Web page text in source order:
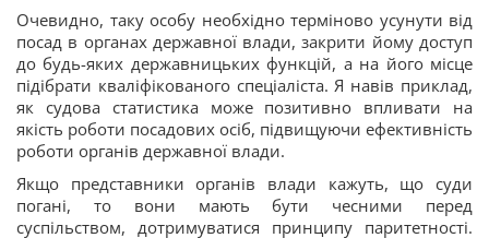
Очевидно, таку особу необхідно терміново усунути від
посад в органах державної влади, закрити йому доступ
до будь-яких державницьких функцій, а на його місце
підібрати кваліфікованого спеціаліста. Я навів приклад,
як судова статистика може позитивно впливати на
якість роботи посадових осіб, підвищуючи ефективність
роботи органів державної влади.
Якщо представники органів влади кажуть, що суди
погані, то вони мають бути чесними перед
суспільством, дотримуватися принципу паритетності.